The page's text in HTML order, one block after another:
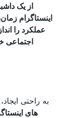
از یک
عملکرد را
اجتماعی خود
راحتی ایجاد،
های اینستاگرام